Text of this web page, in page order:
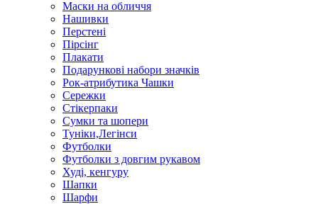
Маски на обличчя
Нашивки
Перстені
Пірсінг
Плакати
Подарункові набори значків
Рок-атрибутика Чашки
Сережки
Стікерпаки
Сумки та шопери
Туніки,Легінси
Футболки
Футболки з довгим рукавом
Худі, кенгуру
Шапки
Шарфи